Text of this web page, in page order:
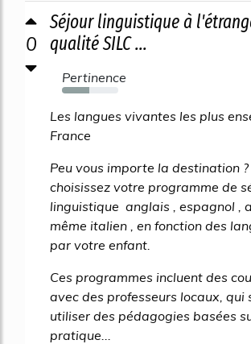
0
Séjour linguistique à
qualité SILC ...
Pertinence
49%
Les langues vivantes les plus
France
Peu vous importe la destination
choisissez votre programme de
linguistique anglais , espagnol ,
même italien , en fonction des
par votre enfant.
Ces programmes incluent des
avec des professeurs locaux, qui
utiliser des pédagogies basées
pratique...